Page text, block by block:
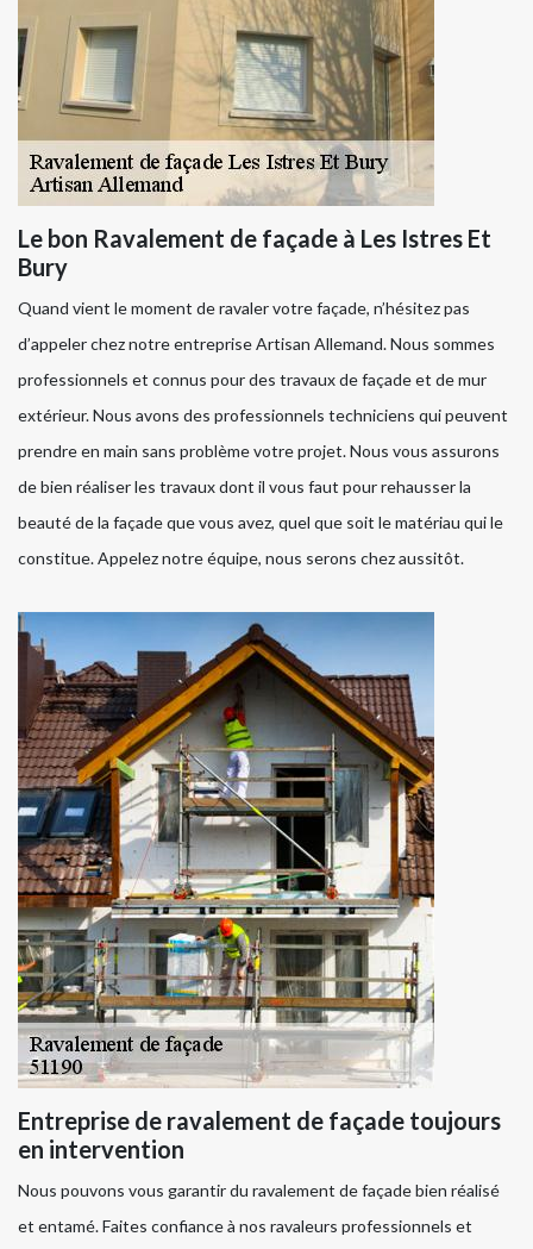
Le bon Ravalement de façade à Les Istres Et
Bury
Quand vient le moment de ravaler votre façade, n’hésitez pas
d’appeler chez notre entreprise Artisan Allemand. Nous sommes
professionnels et connus pour des travaux de façade et de mur
extérieur. Nous avons des professionnels techniciens qui peuvent
prendre en main sans problème votre projet. Nous vous assurons
de bien réaliser les travaux dont il vous faut pour rehausser la
beauté de la façade que vous avez, quel que soit le matériau qui le
constitue. Appelez notre équipe, nous serons chez aussitôt.
Entreprise de ravalement de façade toujours
en intervention
Nous pouvons vous garantir du ravalement de façade bien réalisé
et entamé. Faites confiance à nos ravaleurs professionnels et